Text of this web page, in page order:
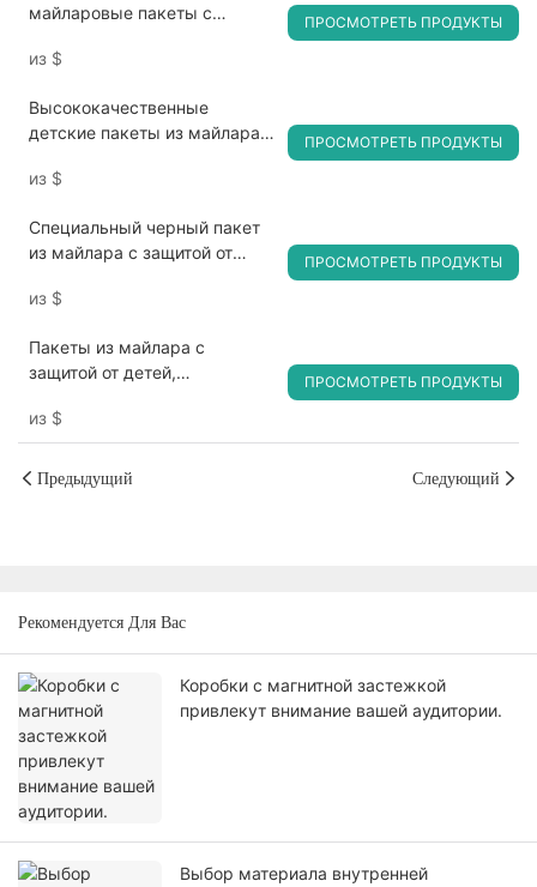
майларовые пакеты с
защитой от запахов и детей,
пищевыми продуктами.
из $
ПРОСМОТРЕТЬ ПРОДУКТЫ
Высококачественные
детские пакеты из майлара с
из $
ПРОСМОТРЕТЬ ПРОДУКТЫ
Специальный черный пакет
из майлара с защитой от
застежкой для марихуаны
из $
ПРОСМОТРЕТЬ ПРОДУКТЫ
Пакеты из майлара с
защитой от детей,
многоразовую пленку, для
конфет и чая.
из $
ПРОСМОТРЕТЬ ПРОДУКТЫ
Предыдущий Следующий
Рекомендуется Для Вас
Коробки с магнитной застежкой
привлекут внимание вашей аудитории.
Выбор материала внутренней